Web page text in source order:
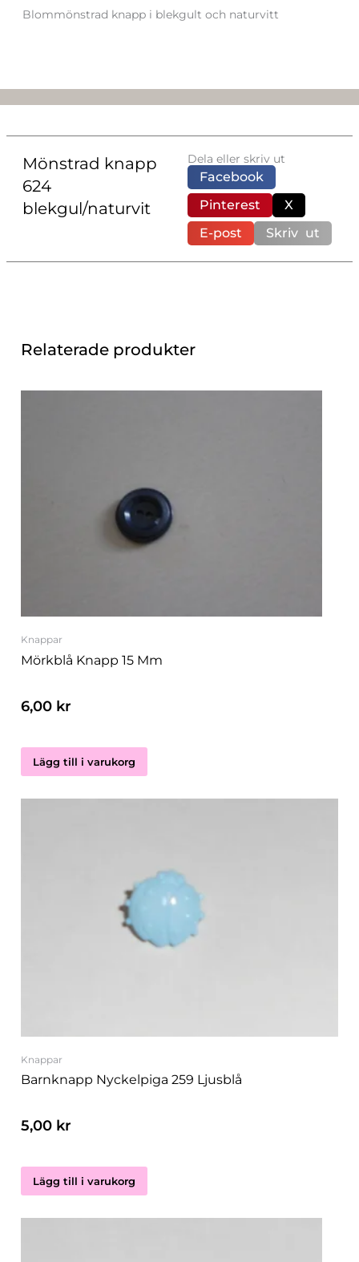
Blommönstrad knapp i blekgult och naturvitt
Mönstrad knapp
624
blekgul/naturvit
Dela eller skriv ut
Facebook
Pinterest
X
E-post
Skriv ut
Relaterade produkter
Knappar
Mörkblå Knapp 15 Mm
6,00 kr
Lägg till i varukorg
Knappar
Barnknapp Nyckelpiga 259 Ljusblå
5,00 kr
Lägg till i varukorg